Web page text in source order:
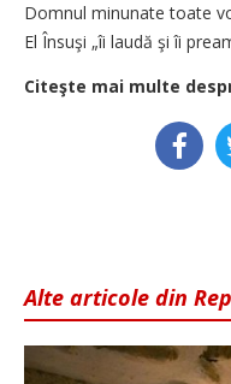
Domnul minunate toate
El Însuşi „îi laudă şi îi
Citeşte mai multe
Alte articole din